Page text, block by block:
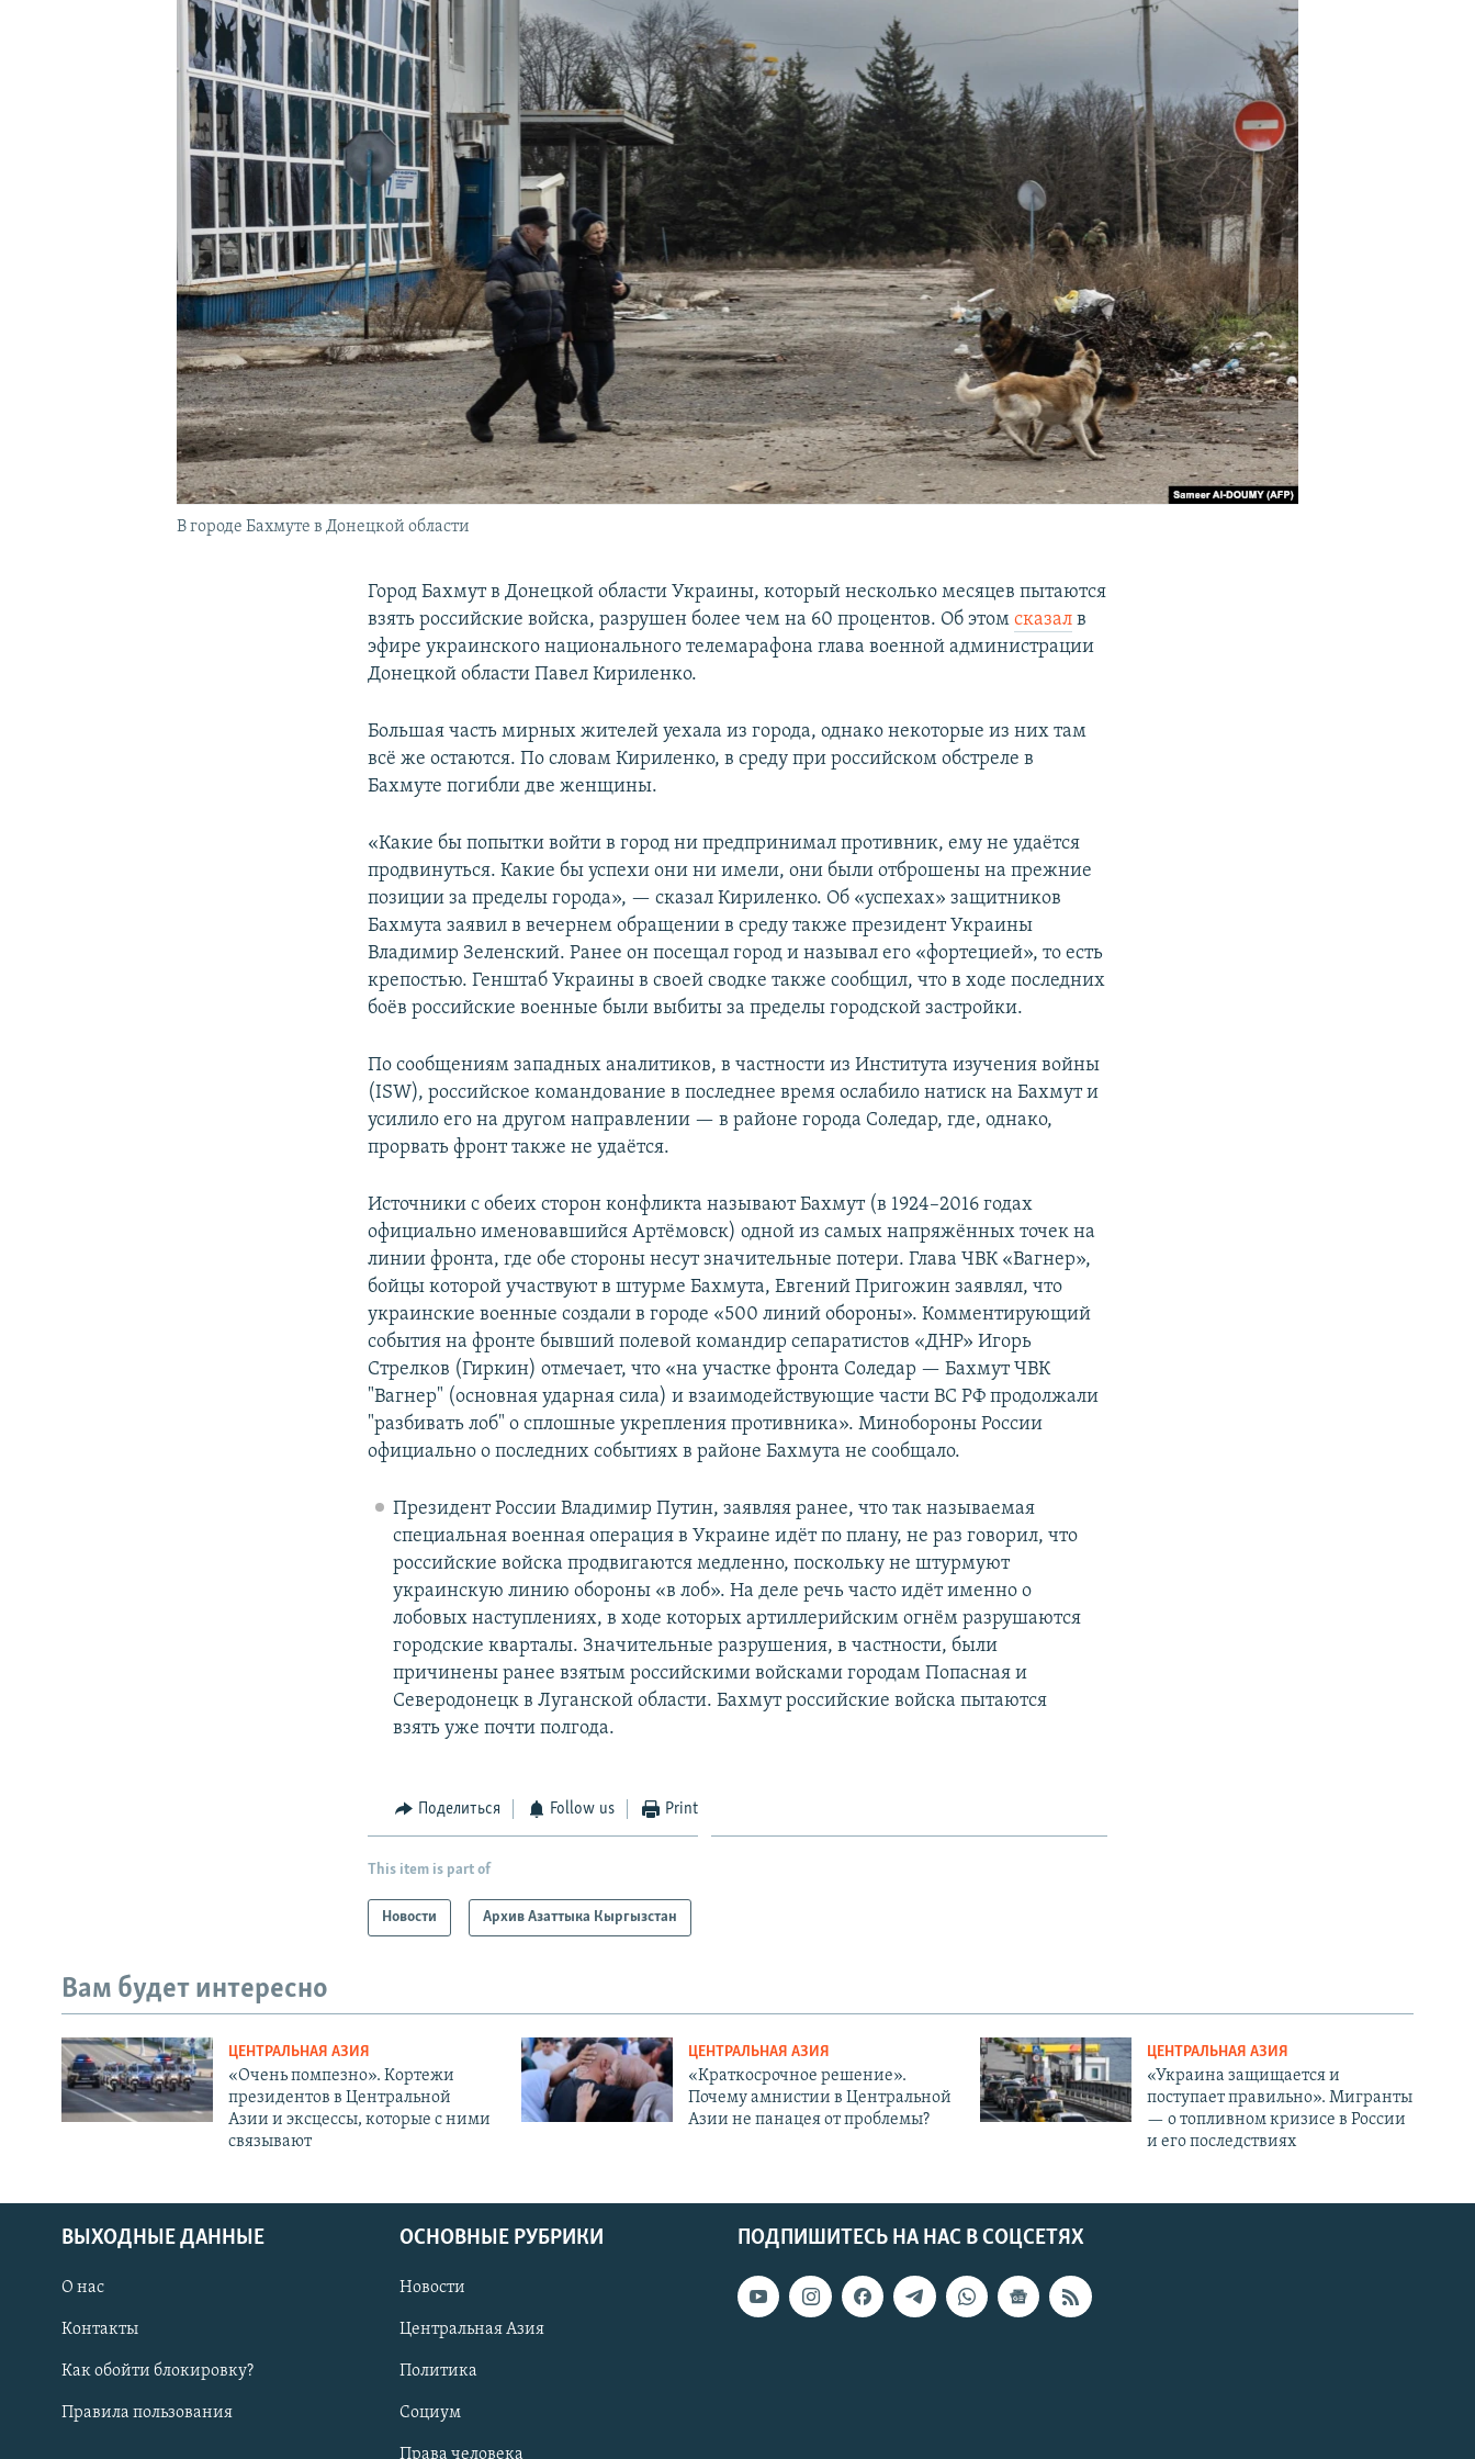
В городе Бахмуте в Донецкой области
Город Бахмут в Донецкой области Украины, который несколько месяцев пытаются
взять российские войска, разрушен более чем на 60 процентов. Об этомсказал в
эфире украинского национального телемарафона глава военной администрации
Донецкой области Павел Кириленко.
Большая часть мирных жителей уехала из города, однако некоторые из них там
всё же остаются. По словам Кириленко, в среду при российском обстреле в
Бахмуте погибли две женщины.
«Какие бы попытки войти в город ни предпринимал противник, ему не удаётся
продвинуться. Какие бы успехи они ни имели, они были отброшены на прежние
позиции за пределы города», — сказал Кириленко. Об «успехах» защитников
Бахмута заявил в вечернем обращении в среду также президент Украины
Владимир Зеленский. Ранее он посещал город и называл его «фортецией», то есть
крепостью. Генштаб Украины в своей сводке также сообщил, что в ходе последних
боёв российские военные были выбиты за пределы городской застройки.
По сообщениям западных аналитиков, в частности из Института изучения войны
(ISW), российское командование в последнее время ослабило натиск на Бахмут и
усилило его на другом направлении — в районе города Соледар, где, однако,
прорвать фронт также не удаётся.
Источники с обеих сторон конфликта называют Бахмут (в 1924–2016 годах
официально именовавшийся Артёмовск) одной из самых напряжённых точек на
линии фронта, где обе стороны несут значительные потери. Глава ЧВК «Вагнер»,
бойцы которой участвуют в штурме Бахмута, Евгений Пригожин заявлял, что
украинские военные создали в городе «500 линий обороны». Комментирующий
события на фронте бывший полевой командир сепаратистов «ДНР» Игорь
Стрелков (Гиркин) отмечает, что «на участке фронта Соледар — Бахмут ЧВК
"Вагнер" (основная ударная сила) и взаимодействующие части ВС РФ продолжали
"разбивать лоб" о сплошные укрепления противника». Минобороны России
официально о последних событиях в районе Бахмута не сообщало.
Президент России Владимир Путин, заявляя ранее, что так называемая
специальная военная операция в Украине идёт по плану, не раз говорил, что
российские войска продвигаются медленно, поскольку не штурмуют
украинскую линию обороны «в лоб». На деле речь часто идёт именно о
лобовых наступлениях, в ходе которых артиллерийским огнём разрушаются
городские кварталы. Значительные разрушения, в частности, были
причинены ранее взятым российскими войсками городам Попасная и
Северодонецк в Луганской области. Бахмут российские войска пытаются
взять уже почти полгода.
Поделиться Follow us Print
This item is part of
Новости Архив Азаттыка Кыргызстан
Вам будет интересно
ЦЕНТРАЛЬНАЯ АЗИЯ
«Очень помпезно». Кортежи
президентов в Центральной
Азии и эксцессы, которые с ними
связывают
ЦЕНТРАЛЬНАЯ АЗИЯ
«Краткосрочное решение».
Почему амнистии в Центральной
Азии не панацея от проблемы?
ЦЕНТРАЛЬНАЯ АЗИЯ
«Украина защищается и
поступает правильно». Мигранты
— о топливном кризисе в России
и его последствиях
ПОДПИШИТЕСЬ НА НАС В СОЦСЕТЯХ
ВЫХОДНЫЕ ДАННЫЕ
О нас
Контакты
Как обойти блокировку?
Правила пользования
ОСНОВНЫЕ РУБРИКИ
Новости
Центральная Азия
Политика
Социум
Права человека